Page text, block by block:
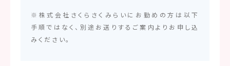
※株式会社さくらさくみらいにお勤めの方は以下
手順ではなく、別途お送りするご案内よりお申し込
みください。